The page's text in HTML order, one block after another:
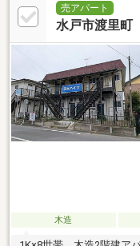
売アパート
水戸市渡里
木造